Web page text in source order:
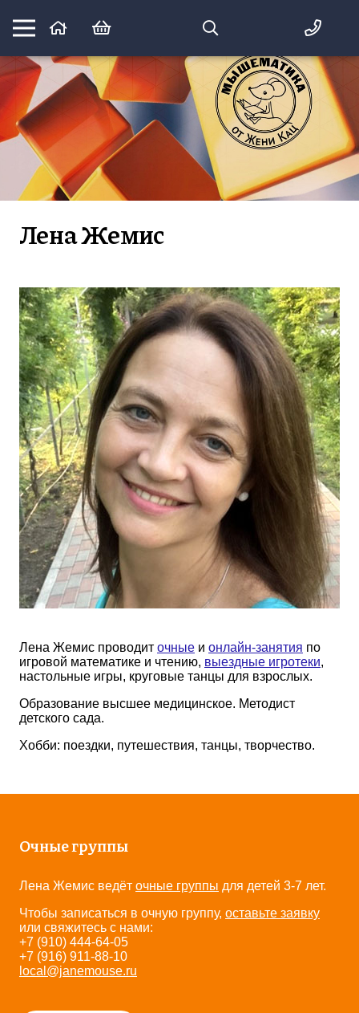
Математика вприпрыжку:
идеи и игры для детей и их родителей
Лена Жемис
Лена Жемис проводит очные и онлайн-занятия по
игровой математике и чтению, выездные игротеки,
настольные игры, круговые танцы для взрослых.
Образование высшее медицинское. Методист
детского сада.
Хобби: поездки, путешествия, танцы, творчество.
Очные группы
Лена Жемис ведёт очные группы для детей 3-7 лет.
Чтобы записаться в очную группу, оставьте заявку
или свяжитесь с нами:
+7 (910) 444-64-05
+7 (916) 911-88-10
local@janemouse.ru